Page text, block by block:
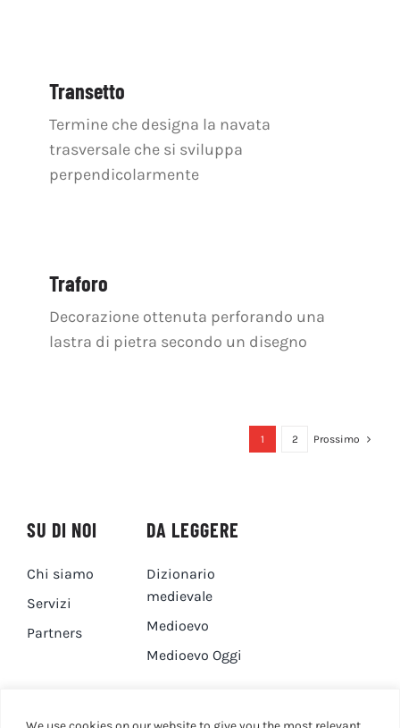
Transetto
Termine che designa la navata
trasversale che si sviluppa
perpendicolarmente
Traforo
Decorazione ottenuta perforando una
lastra di pietra secondo un disegno
1 2 Prossimo
SU DI NOI
Chi siamo
Servizi
Partners
DA LEGGERE
Dizionario
medievale
Medioevo
Medioevo Oggi